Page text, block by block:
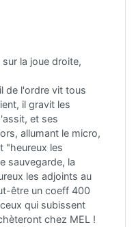
la joue droite,
de l'ordre vit tous
il gravit les
et ses
allumant le micro,
"heureux les
sauvegarde, la
les adjoints au
être un coeff 400
qui subissent
chez MEL !